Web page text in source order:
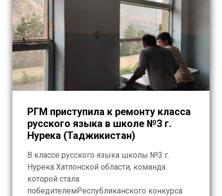
РГМ приступила к ремонту класса
русского языка в школе №3 г.
Нурека (Таджикистан)
В классе русского языка школы №3 г.
Нурека Хатлонской области, команда
которой стала
победителемРеспубликанского конкурса